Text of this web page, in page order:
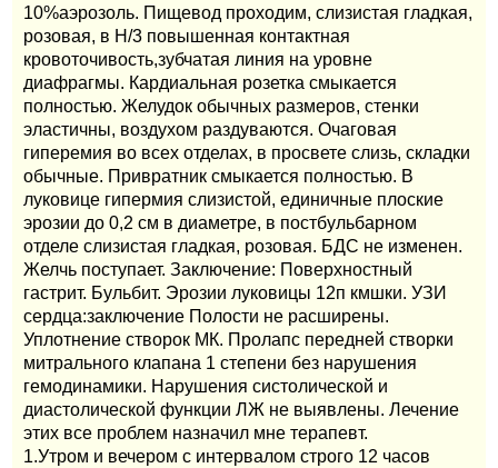
10%аэрозоль. Пищевод проходим, слизистая гладкая,
розовая, в Н/3 повышенная контактная
кровоточивость,зубчатая линия на уровне
диафрагмы. Кардиальная розетка смыкается
полностью. Желудок обычных размеров, стенки
эластичны, воздухом раздуваются. Очаговая
гиперемия во всех отделах, в просвете слизь, складки
обычные. Привратник смыкается полностью. В
луковице гипермия слизистой, единичные плоские
эрозии до 0,2 см в диаметре, в постбульбарном
отделе слизистая гладкая, розовая. БДС не изменен.
Желчь поступает. Заключение: Поверхностный
гастрит. Бульбит. Эрозии луковицы 12п кмшки. УЗИ
сердца:заключение Полости не расширены.
Уплотнение створок МК. Пролапс передней створки
митрального клапана 1 степени без нарушения
гемодинамики. Нарушения систолической и
диастолической функции ЛЖ не выявлены. Лечение
этих все проблем назначил мне терапевт.
1.Утром и вечером с интервалом строго 12 часов